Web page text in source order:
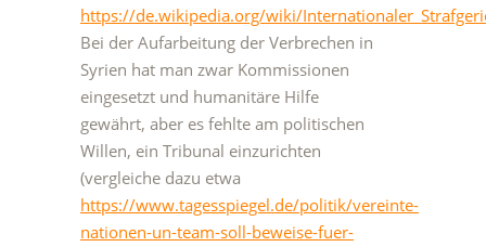
https://de.wikipedia.org/wiki/
Bei der Aufarbeitung der Verbrechen in
Syrien hat man zwar Kommissionen
eingesetzt und humanitäre Hilfe
gewährt, aber es fehlte am politischen
Willen, ein Tribunal einzurichten
(vergleiche dazu etwa
https://www.tagesspiegel.de/politik/vereinte-
nationen-un-team-soll-beweise-fuer-